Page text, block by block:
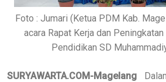
Foto : Jumari (Ketua PDM Kab.
acara Rapat Kerja dan
Pendidikan SD
SURYAWARTA.COM-Magelang